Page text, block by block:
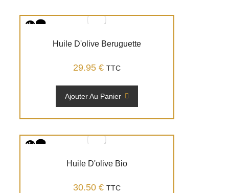
Huile D'olive Beruguette
29.95€ TTC
Ajouter Au Panier
Huile D'olive Bio
30.50€ TTC